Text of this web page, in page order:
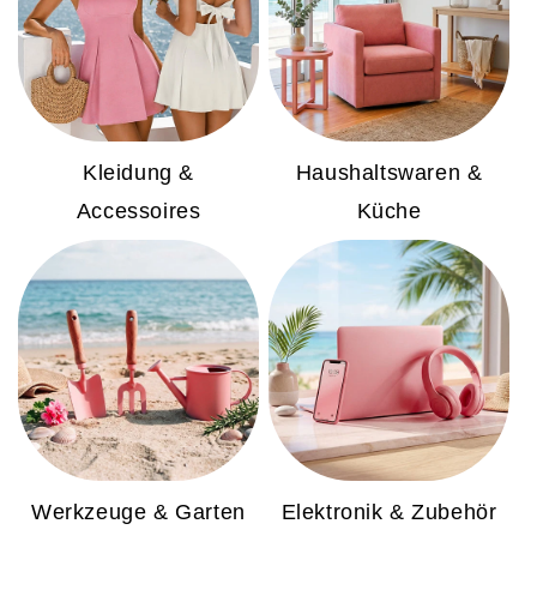
Kleidung &
Accessoires
Haushaltswaren &
Küche
Werkzeuge & Garten Elektronik & Zubehör